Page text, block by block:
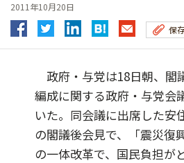
2011年10月20日
保
政府・与党は18日朝、閣
編成に関する政府・与党会
いた。同会議に出席した安
の閣議後会見で、「震災復
の一体改革で、国民負担が